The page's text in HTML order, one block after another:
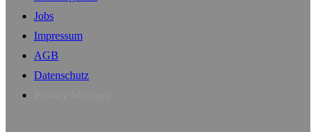
Jobs
Impressum
AGB
Datenschutz